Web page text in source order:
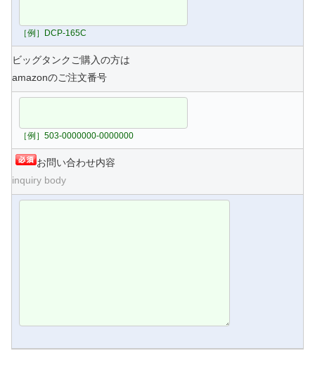
［例］DCP-165C
ビッグタンクご購入の方は
amazonのご注文番号
［例］503-0000000-0000000
お問い合わせ内容
inquiry body